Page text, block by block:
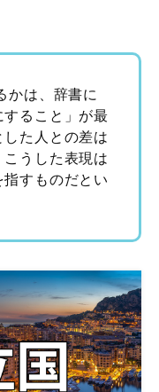
かは、辞書に
ること」が最
た人との差は
うした表現は
すものだとい